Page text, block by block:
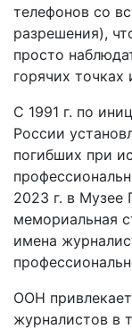
телефонов со
разрешения),
просто
горячих
С 1991 г. по
России
погибших при
2023 г. в
мемориальная
имена
ООН
журналистов в